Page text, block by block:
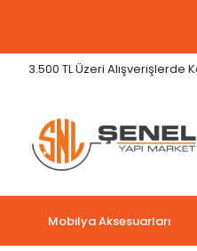
3.500 TL Üzeri Alışverişlerde
Mobilya Aksesuarları